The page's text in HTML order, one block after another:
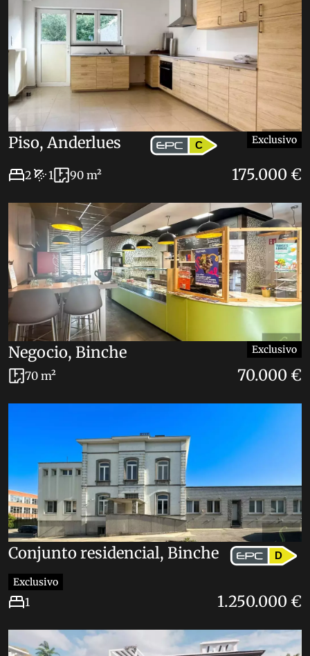
Piso, Anderlues C Exclusivo
2 1 90 m² 175.000 €
Negocio, Binche Exclusivo
70 m² 70.000 €
Conjunto residencial, Binche D
Exclusivo
1 1.250.000 €